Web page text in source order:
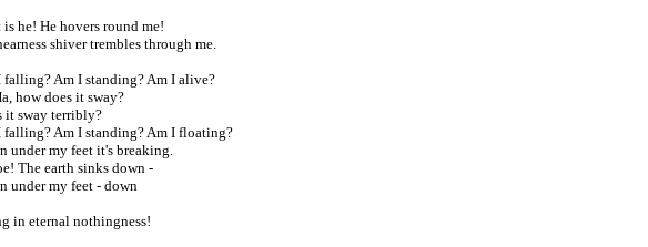
is he! He hovers round me!
shiver trembles through me.
falling? Am I standing? Am I alive?
how does it sway?
it sway terribly?
falling? Am I standing? Am I floating?
under my feet it's breaking.
The earth sinks down -
under my feet - down
in eternal nothingness!